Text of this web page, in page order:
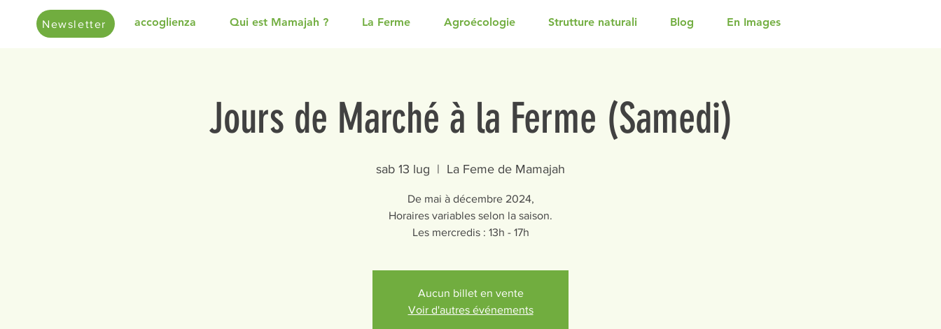
Newsletter accoglienza Qui est Mamajah ? La Ferme Agroécologie Strutture naturali Blog En Images
Jours de Marché à la Ferme (Samedi)
sab 13 lug
  |
La Feme de Mamajah
De mai à décembre 2024,
Horaires variables selon la saison.
Les mercredis : 13h - 17h
Aucun billet en vente
Voir d'autres événements